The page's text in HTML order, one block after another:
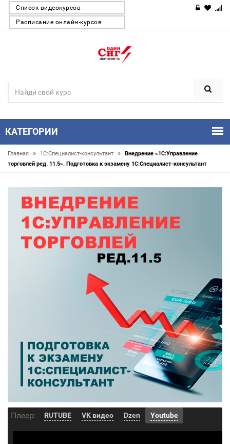
Список видеокурсов
Расписание онлайн-курсов
КАТЕГОРИИ
Главная » 1С:Специалист-консультант »
Внедрение «1С:Управление
торговлей ред. 11.5». Подготовка к экзамену 1С:Специалист-консультант
Плеер: RUTUBE VK видео Dzen Youtube